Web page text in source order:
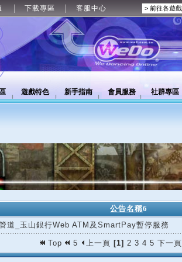
下載專區 客服中心
遊戲特色 新手指南 會員服務 社群專區
公告名稱6
道_玉山銀行Web ATM及SmartPay暫停服務
Top 5 上一頁 [1] 2 3 4 5 下一頁